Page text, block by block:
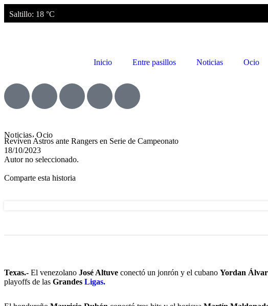
Saltillo: 18 °C
Inicio Entre pasillos Noticias Ocio
Noticias,Ocio
Reviven Astros ante Rangers en Serie de Campeonato
18/10/2023
Autor no seleccionado.
Comparte esta historia
Texas.- El venezolano José Altuve conectó un jonrón y el cubano Yordan
playoffs de las Grandes Ligas.